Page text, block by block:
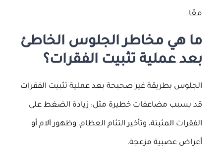
معًا.
ما هي مخاطر الجلوس الخاطئ
بعد عملية تثبيت الفقرات؟
الجلوس بطريقة غير صحيحة بعد عملية تثبيت الفقرات
قد يسبب مضاعفات خطيرة مثل: زيادة الضغط على
الفقرات المثبتة، وتأخير التئام العظام، وظهور آلام أو
أعراض عصبية مزعجة.